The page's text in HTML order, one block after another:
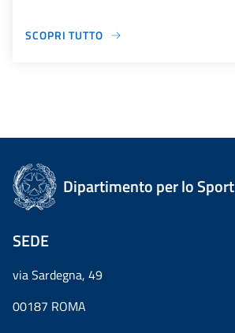
SCOPRI TUTTO
Dipartimento per lo Sport
SEDE
via Sardegna, 49
00187 ROMA